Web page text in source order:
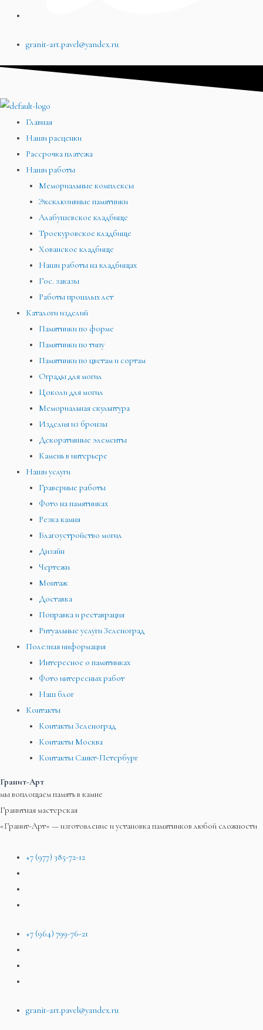
granit-art.pavel@yandex.ru
Главная
Наши расценки
Рассрочка платежа
Наши работы
Мемориальные комплексы
Эксклюзивные памятники
Алабушевское кладбище
Троекуровское кладбище
Хованское кладбище
Наши работы на кладбищах
Гос. заказы
Работы прошлых лет
Каталоги изделий
Памятники по форме
Памятники по типу
Памятники по цветам и сортам
Ограды для могил
Цоколи для могил
Мемориальная скульптура
Изделия из бронзы
Декоративные элементы
Камень в интерьере
Наши услуги
Граверные работы
Фото на памятниках
Резка камня
Благоустройство могил
Дизайн
Чертежи
Монтаж
Доставка
Поправка и реставрация
Ритуальные услуги Зеленоград
Полезная информация
Интересное о памятниках
Фото интересных работ
Наш блог
Контакты
Контакты Зеленоград
Контакты Москва
Контакты Санкт-Петербург
Гранит-Арт
мы воплощаем память в камне
Гранитная мастерская
«Гранит-Арт» — изготовление и установка памятников любой сложности
+7 (977) 385-72-12
+7 (964) 799-76-21
granit-art.pavel@yandex.ru